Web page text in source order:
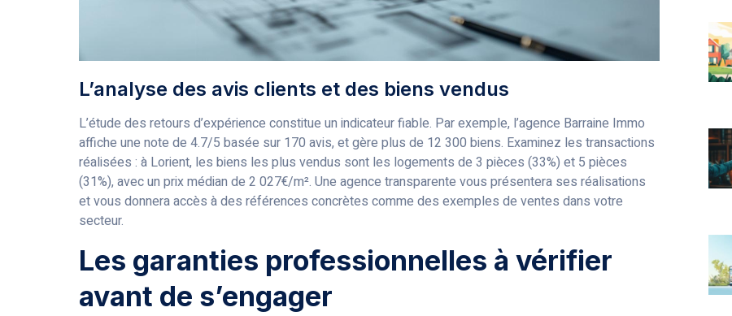
L’analyse des avis clients et des biens vendus
L’étude des retours d’expérience constitue un indicateur fiable. Par exemple, l’agence Barraine Immo
affiche une note de 4.7/5 basée sur 170 avis, et gère plus de 12 300 biens. Examinez les transactions
réalisées : à Lorient, les biens les plus vendus sont les logements de 3 pièces (33%) et 5 pièces
(31%), avec un prix médian de 2 027€/m². Une agence transparente vous présentera ses réalisations
et vous donnera accès à des références concrètes comme des exemples de ventes dans votre
secteur.
Les garanties professionnelles à vérifier
avant de s’engager